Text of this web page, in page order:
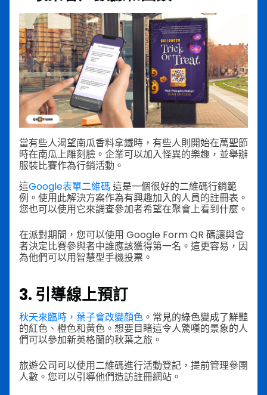
當有些人渴望南瓜香料拿鐵時，有些人則開始在萬聖節
時在南瓜上雕刻臉。企業可以加入怪異的樂趣，並舉辦
服裝比賽作為行銷活動。
這Google表單二維碼 這是一個很好的二維碼行銷範
例。使用此解決方案作為有興趣加入的人員的註冊表。
您也可以使用它來調查參加者希望在聚會上看到什麼。
在派對期間，您可以使用 Google Form QR 碼讓與會
者決定比賽參與者中誰應該獲得第一名。這更容易，因
為他們可以用智慧型手機投票。
3. 引導線上預訂
秋天來臨時，葉子會改變顏色 。常見的綠色變成了鮮豔
的紅色、橙色和黃色。想要目睹這令人驚嘆的景象的人
們可以參加新英格蘭的秋葉之旅。
旅遊公司可以使用二維碼進行活動登記，提前管理參團
人數。您可以引導他們造訪註冊網站。